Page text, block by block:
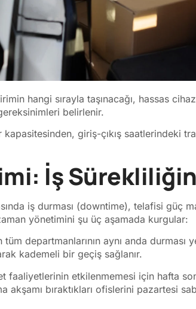
hangi sırayla taşınacağı, hassas
belirlenir.
kapasitesinden, giriş-çıkış saatlerindeki
İş
iş durması (downtime), telafisi güç
yönetimini şu üç aşamada kurgular:
tüm departmanlarının aynı anda
kademeli bir geçiş sağlanır.
faaliyetlerinin etkilenmemesi için hafta
akşamı bıraktıkları ofislerini pazartesi